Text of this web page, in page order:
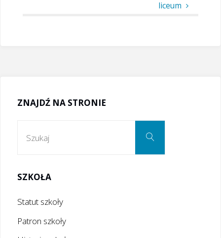
liceum
ZNAJDŹ NA STRONIE
Szukaj
SZKOŁA
Statut szkoły
Patron szkoły